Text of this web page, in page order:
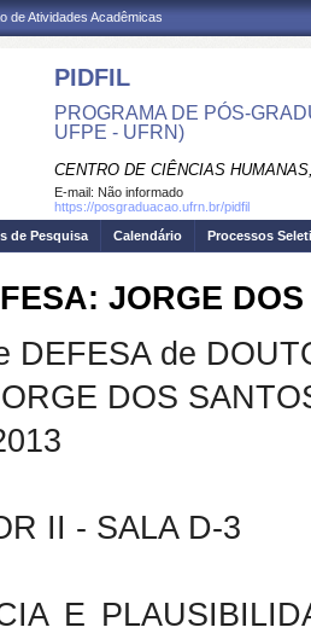
de Atividades Acadêmicas
PIDFIL
PROGRAMA DE PÓS-
UFPE - UFRN)
CENTRO DE CIÊNCIAS
E-mail: Não informado
https://posgraduacao.ufrn.br/pidfil
de Pesquisa Calendário Processos
JORGE
DEFESA de
DOS
II - SALA D-3
E